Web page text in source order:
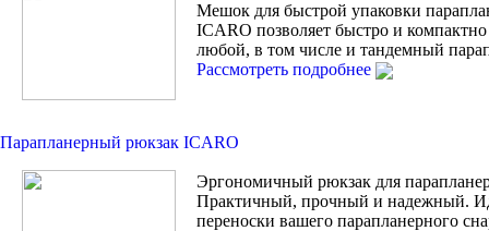
Мешок для быстрой упаковки
ICARO позволяет быстро и
любой, в том числе и тандемный
Рассмотреть подробнее
Парапланерный рюкзак ICARO
Эргономичный рюкзак для
Практичный, прочный и надежный.
переноски вашего парапланерного